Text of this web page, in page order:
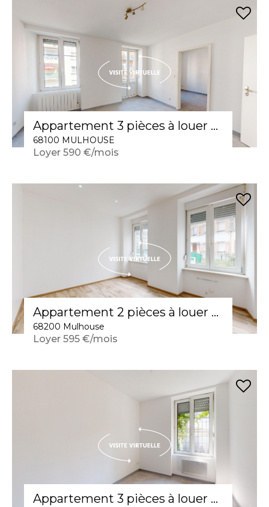
Appartement 3 pièces à louer à Mulhouse - Confort et tranquillité au 1er étage
68100 MULHOUSE
Loyer 590 €/mois
Appartement 2 pièces à louer à Mulhouse
68200 Mulhouse
Loyer 595 €/mois
Appartement 3 pièces à louer en rez-de-chaussée à Mulhouse - Réf 566